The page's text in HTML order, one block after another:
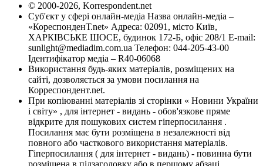
© 2000-2026, Korrespondent.net
Суб'єкт у сфері онлайн-медіа Назва онлайн-медіа –
«КореспонденТ.net» Адреса: 02091, місто Київ,
ХАРКІВСЬКЕ ШОСЕ, будинок 172-Б, офіс 208/1 E-mail:
sunlight@mediadim.com.ua Телефон: 044-205-43-00
Ідентифікатор медіа – R40-06068
Використання будь-яких матеріалів, розміщених на
сайті, дозволяється за умови посилання на
Корреспондент.net.
При копіюванні матеріалів зі сторінки « Новини України
і світу» , для інтернет - видань - обов'язкове пряме
відкрите для пошукових систем гіперпосилання .
Посилання має бути розміщена в незалежності від
повного або часткового використання матеріалів.
Гіперпосилання ( для інтернет - видань) - повинна бути